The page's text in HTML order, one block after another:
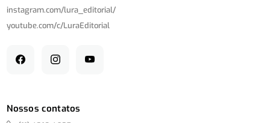
instagram.com/lura_editorial/
youtube.com/c/LuraEditorial
Nossos contatos